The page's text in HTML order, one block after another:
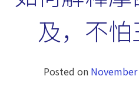
及，不怕
Posted on